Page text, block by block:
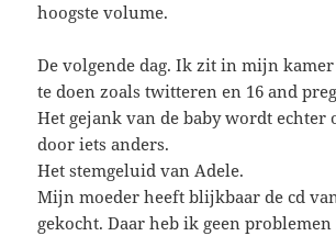
hoogste volume.
De volgende dag. Ik zit in mijn
te doen zoals twitteren en 16 and
Het gejank van de baby wordt echter
door iets anders.
Het stemgeluid van Adele.
Mijn moeder heeft blijkbaar de cd
gekocht. Daar heb ik geen